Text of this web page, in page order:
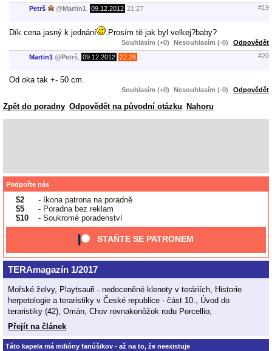
Petrš @Martin1 09.12.2012 21:27 #19
Dík cena jasný k jednání .Prosím tě jak byl velkej?baby?
Souhlasím (+0) Nesouhlasím (-0) Odpovědět
Martin1 @Petrš 09.12.2012 22:28 #20
Od oka tak +- 50 cm.
Souhlasím (+0) Nesouhlasím (-0) Odpovědět
Zpět do poradny Odpovědět na původní otázku Nahoru
Podpořte nás
$2
- Ikona patrona na poradně
$5
- Poradna bez reklam
$10
- Soukromé poradenství
STAŇTE SE PATRONEM
TERAmagazín 1/2017
Mořské želvy, Playtsauři - nedoceněné klenoty v teráriích, Historie
herpetologie a teraristiky v České republice - část 10., Úvod do
teraristiky (42), Omán, Chov rovnakonôžok rodu Porcellio;
Přejít na článek
Táto kapela má milióny fanúšikov - až na to, že neexistuje